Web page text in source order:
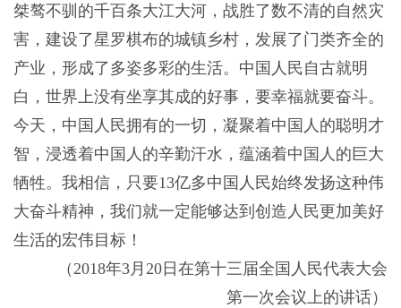
桀骜不驯的千百条大江大河，战胜了数不清的自然灾
害，建设了星罗棋布的城镇乡村，发展了门类齐全的
产业，形成了多姿多彩的生活。中国人民自古就明
白，世界上没有坐享其成的好事，要幸福就要奋斗。
今天，中国人民拥有的一切，凝聚着中国人的聪明才
智，浸透着中国人的辛勤汗水，蕴涵着中国人的巨大
牺牲。我相信，只要13亿多中国人民始终发扬这种伟
大奋斗精神，我们就一定能够达到创造人民更加美好
生活的宏伟目标！
（2018年3月20日在第十三届全国人民代表大会
第一次会议上的讲话）